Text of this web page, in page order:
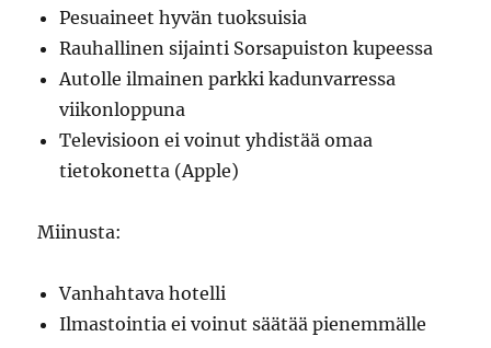
Pesuaineet hyvän tuoksuisia
Rauhallinen sijainti Sorsapuiston kupeessa
Autolle ilmainen parkki kadunvarressa
viikonloppuna
Televisioon ei voinut yhdistää omaa
tietokonetta (Apple)
Miinusta:
Vanhahtava hotelli
Ilmastointia ei voinut säätää pienemmälle